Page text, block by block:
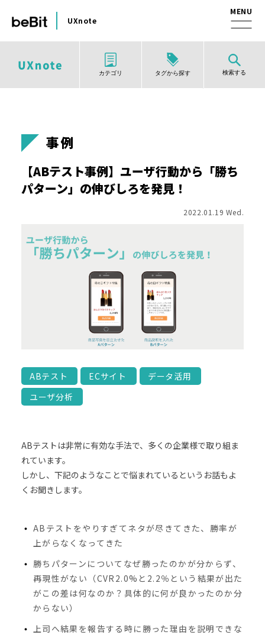
UXnote
カテゴリ タグから探す 検索する
事例
【ABテスト事例】ユーザ行動から「勝ち
パターン」の伸びしろを発見！
2022.01.19 Wed.
ABテスト ECサイト
データ活用
ユーザ分析
ABテストは非常に有効な手法で、多くの企業様で取り組ま
れています。
しかし、下記のようなことで悩まれているというお話もよ
くお聞きします。
ABテストをやりすぎてネタが尽きてきた、勝率が
上がらなくなってきた
勝ちパターンについてなぜ勝ったのかが分からず、
再現性がない（CVR2.0%と2.2％という結果が出た
がこの差は何なのか？具体的に何が良かったのか分
からない）
上司へ結果を報告する時に勝った理由を説明できな